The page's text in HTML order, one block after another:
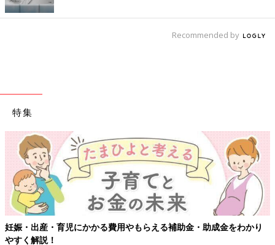
Recommended by
特集
【ワクチン接種できるものも】妊婦の感染症対策、知っておいて！